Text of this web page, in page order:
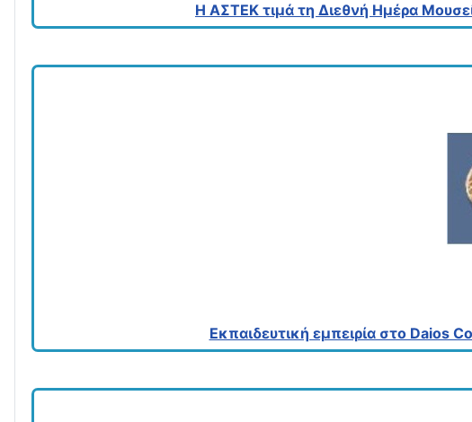
Η ΑΣΤΕΚ τιμά τη Διεθνή Ημέρα
Εκπαιδευτική εμπειρία στο Daios